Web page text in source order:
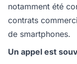
notamment été
contrats
de smartphones.
Un appel est